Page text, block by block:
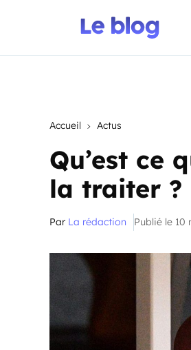
Accueil Actus
Qu’est ce
la traiter ?
Par La rédaction Publié le 10